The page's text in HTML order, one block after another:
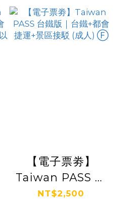
【電子票劵】
Taiwan PASS 台
鐵版｜台鐵+都會
NT$2,500